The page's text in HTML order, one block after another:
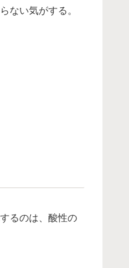
ない気がする。
るのは、酸性の